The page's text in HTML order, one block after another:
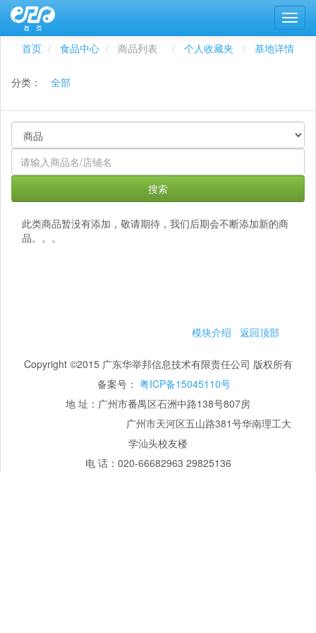
首页 食品中心 商品列表 基地详情
个人收藏夹
分类： 全部
搜索
此类商品暂没有添加，敬请期待，我们后期会不断添加新的商
品。。。
模块介绍 返回顶部
Copyright ©2015 广东华举邦信息技术有限责任公司 版权所有
备案号： 粤ICP备15045110号
地 址：广州市番禺区石洲中路138号807房
广州市天河区五山路381号华南理工大
学汕头校友楼
电 话：020-66682963 29825136